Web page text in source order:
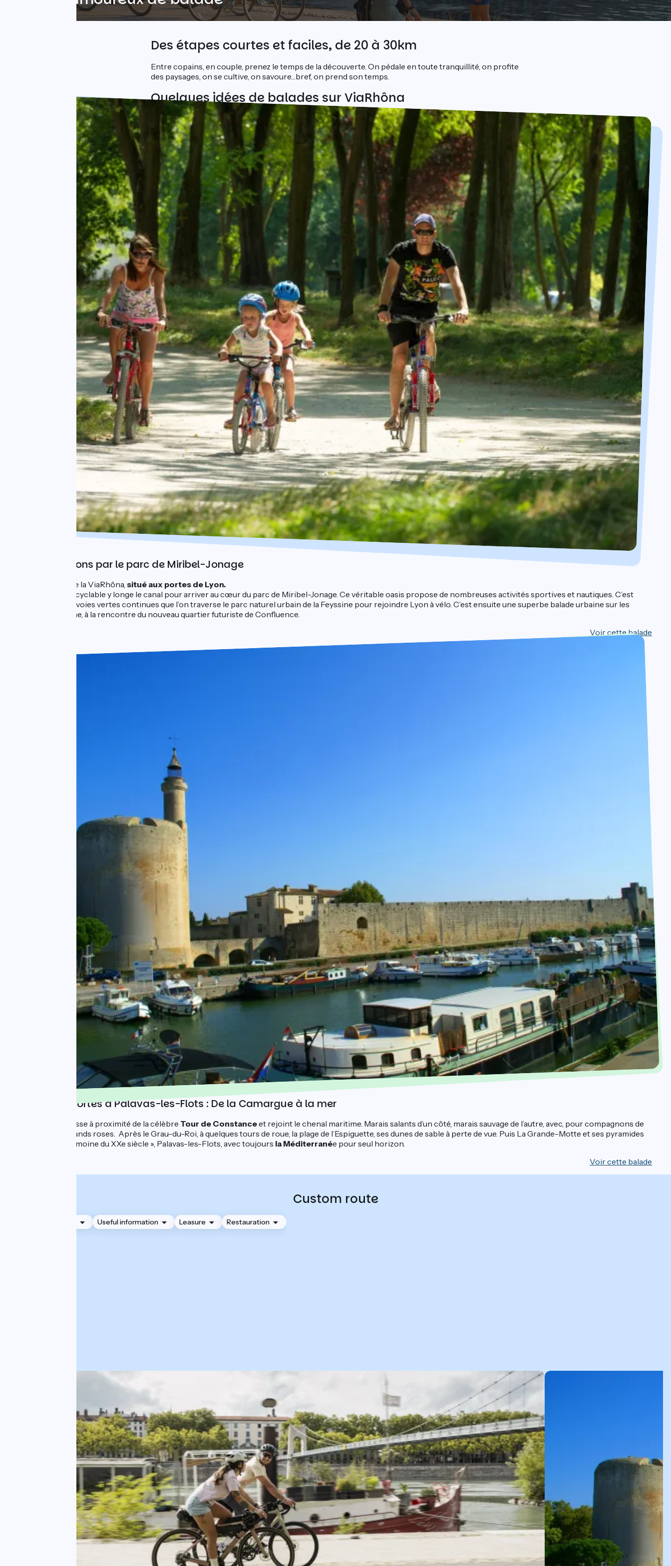
Des étapes courtes et faciles, de 20 à 30km
Entre copains, en couple, prenez le temps de la découverte. On pédale en toute tranquillité, on profite
des paysages, on se cultive, on savoure…bref, on prend son temps.
Quelques idées de balades sur ViaRhôna
De Lyon à Jons par le parc de Miribel-Jonage
L'un des must de la ViaRhôna, situé aux portes de Lyon.
Une belle piste cyclable y longe le canal pour arriver au cœur du parc de Miribel-Jonage. Ce véritable oasis propose de nombreuses activités sportives et nautiques. C’est
encore par des voies vertes continues que l’on traverse le parc naturel urbain de la Feyssine pour rejoindre Lyon à vélo. C’est ensuite une superbe balade urbaine sur les
berges du Rhône, à la rencontre du nouveau quartier futuriste de Confluence.
Voir cette balade
D'Aigues-Mortes à Palavas-les-Flots : De la Camargue à la mer
Ce parcours passe à proximité de la célèbre Tour de Constanceet rejoint le chenal maritime. Marais salants d’un côté, marais sauvage de l’autre, avec, pour compagnons de
routes, les flamands roses. Après le Grau-du-Roi, à quelques tours de roue, la plage de l’Espiguette, ses dunes de sable à perte de vue. Puis La Grande-Motte et ses pyramides
classées « Patrimoine du XXe siècle », Palavas-les-Flots, avec toujours la Méditerranée pour seul horizon.
Voir cette balade
Custom route
Useful information Leasure Restauration